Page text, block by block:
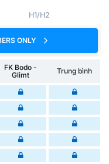
H1/H2
ONLY
FK Bodo -
Glimt
Trung bình